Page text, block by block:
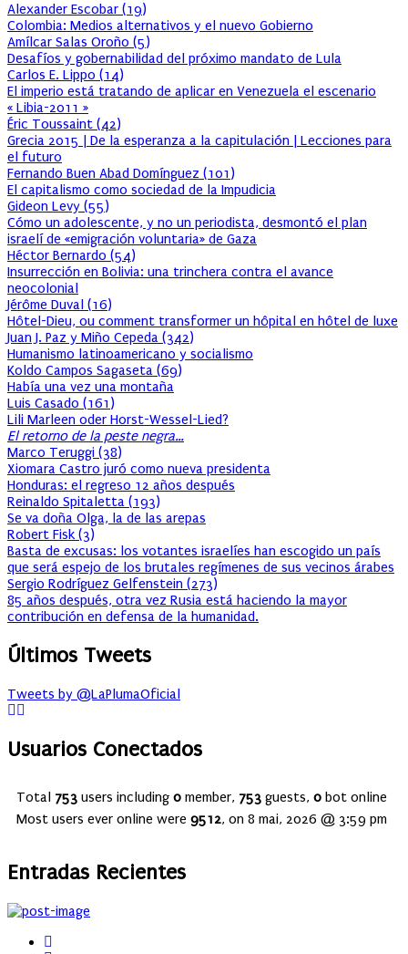
Alexander Escobar (19)
Colombia: Medios alternativos y el nuevo Gobierno
Amílcar Salas Oroño (5)
Desafíos y gobernabilidad del próximo mandato de Lula
Carlos E. Lippo (14)
El imperio está tratando de aplicar en Venezuela el escenario
« Libia-2011 »
Éric Toussaint (42)
Grecia 2015 | De la esperanza a la capitulación | Lecciones para
el futuro
Fernando Buen Abad Domínguez (101)
El capitalismo como sociedad de la Impudicia
Gideon Levy (55)
Cómo un adolescente, y no un periodista, desmontó el plan
israelí de «emigración voluntaria» de Gaza
Héctor Bernardo (54)
Insurrección en Bolivia: una trinchera contra el avance
neocolonial
Jérôme Duval (16)
Hôtel-Dieu, ou comment transformer un hôpital en hôtel de luxe
Juan J. Paz y Miño Cepeda (342)
Humanismo latinoamericano y socialismo
Koldo Campos Sagaseta (69)
Había una vez una montaña
Luis Casado (161)
Lili Marleen oder Horst-Wessel-Lied?
El retorno de la peste negra…
Marco Teruggi (38)
Xiomara Castro juró como nueva presidenta
Honduras: el regreso 12 años después
Reinaldo Spitaletta (193)
Se va doña Olga, la de las arepas
Robert Fisk (3)
Basta de excusas: los votantes israelíes han escogido un país
que será espejo de los brutales regímenes de sus vecinos árabes
Sergio Rodríguez Gelfenstein (273)
85 años después, otra vez Rusia está haciendo la mayor
contribución en defensa de la humanidad.
Últimos Tweets
Tweets by @LaPlumaOficial
Usuarios Conectados
Total 753 users including 0 member, 753 guests, 0 bot online
Most users ever online were 9512, on 8 mai, 2026 @ 3:59 pm
Entradas Recientes